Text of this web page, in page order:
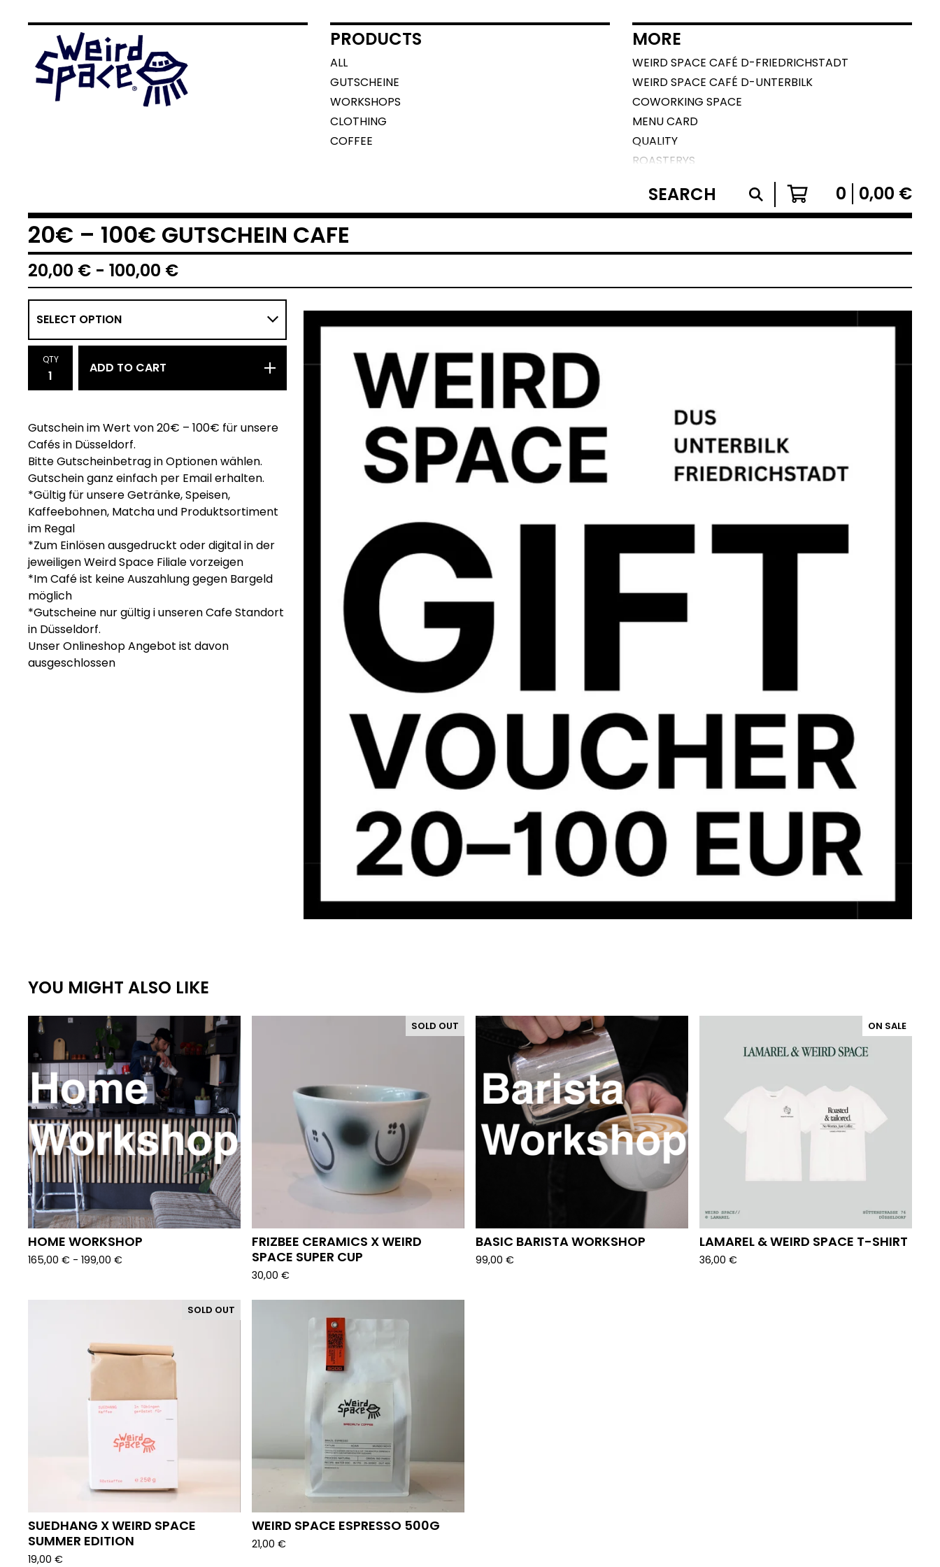
PRODUCTS
ALL
GUTSCHEINE
WORKSHOPS
CLOTHING
COFFEE
MORE
WEIRD SPACE CAFÉ D-FRIEDRICHSTADT
WEIRD SPACE CAFÉ D-UNTERBILK
COWORKING SPACE
MENU CARD
QUALITY
ROASTERYS
SPECIALTY COFFEE CATERING
AGB
IMPRESSUM
SEARCH 0 0,00 €
20€ – 100€ GUTSCHEIN CAFE
20,00 € - 100,00 €
QTY
ADD TO CART
Gutschein im Wert von 20€ – 100€ für unsere
Cafés in Düsseldorf.
Bitte Gutscheinbetrag in Optionen wählen.
Gutschein ganz einfach per Email erhalten.
*Gültig für unsere Getränke, Speisen,
Kaffeebohnen, Matcha und Produktsortiment
im Regal
*Zum Einlösen ausgedruckt oder digital in der
jeweiligen Weird Space Filiale vorzeigen
*Im Café ist keine Auszahlung gegen Bargeld
möglich
*Gutscheine nur gültig i unseren Cafe Standort
in Düsseldorf.
Unser Onlineshop Angebot ist davon
ausgeschlossen
YOU MIGHT ALSO LIKE
HOME WORKSHOP
165,00 € - 199,00 €
SOLD OUT
FRIZBEE CERAMICS X WEIRD
SPACE SUPER CUP
30,00 €
BASIC BARISTA WORKSHOP
99,00 €
ON SALE
LAMAREL & WEIRD SPACE T-SHIRT
36,00 €
SOLD OUT
SUEDHANG X WEIRD SPACE
SUMMER EDITION
19,00 €
WEIRD SPACE ESPRESSO 500G
21,00 €